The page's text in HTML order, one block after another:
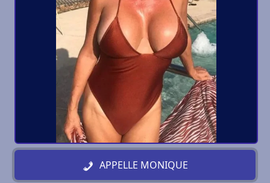
APPELLE MONIQUE